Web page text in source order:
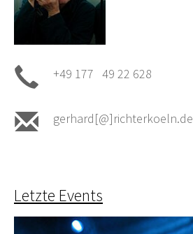
+49 177 49 22 628
gerhard[@]richterkoeln.de
Letzte Events